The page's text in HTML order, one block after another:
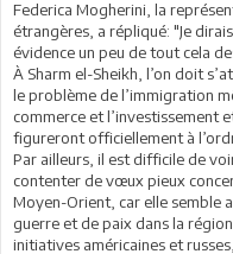
Federica Mogherini, la
étrangères, a répliqué: "Je
évidence un peu de tout cela
À Sharm el-Sheikh, l’on doit
le problème de l’immigration
commerce et l’investissement
figureront officiellement à
Par ailleurs, il est difficile de
contenter de vœux pieux
Moyen-Orient, car elle semble
guerre et de paix dans la
initiatives américaines et